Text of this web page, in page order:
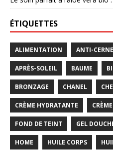
ÉTIQUETTES
ALIMENTATION ANTI-
APRÈS-SOLEIL BAUME
BRONZAGE CHANEL
CRÈME HYDRATANTE
FOND DE TEINT GEL
HOME HUILE CORPS